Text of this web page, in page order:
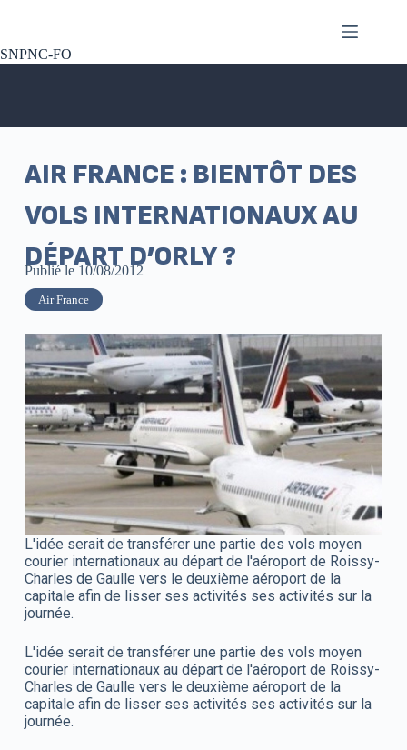
SNPNC-FO
AIR FRANCE : BIENTÔT DES
VOLS INTERNATIONAUX AU
DÉPART D’ORLY ?
Publié le 10/08/2012
Air France
L'idée serait de transférer une partie des vols moyen
courier internationaux au départ de l'aéroport de Roissy-
Charles de Gaulle vers le deuxième aéroport de la
capitale afin de lisser ses activités ses activités sur la
journée.
L'idée serait de transférer une partie des vols moyen
courier internationaux au départ de l'aéroport de Roissy-
Charles de Gaulle vers le deuxième aéroport de la
capitale afin de lisser ses activités ses activités sur la
journée.